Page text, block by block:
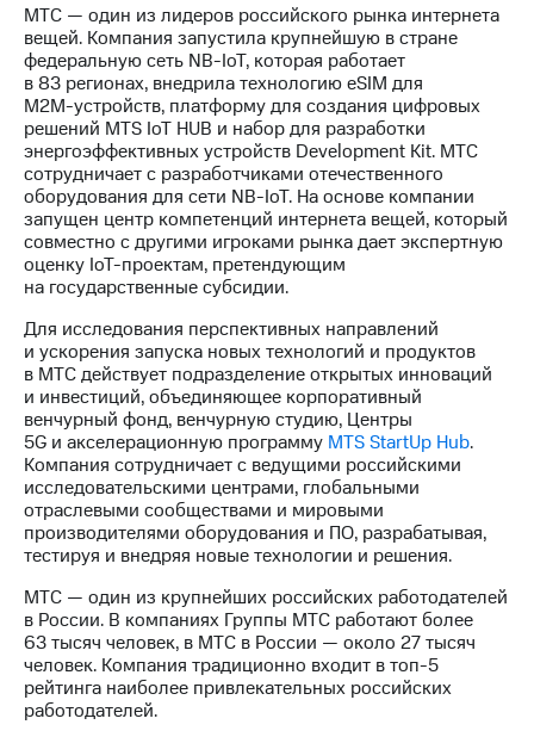
МТС — один из лидеров российского рынка интернета
вещей. Компания запустила крупнейшую в стране
федеральную сеть NB-IoT, которая работает
в 83 регионах, внедрила технологию eSIM для
М2М-устройств, платформу для создания цифровых
решений MTS IoT HUВ и набор для разработки
энергоэффективных устройств Development Kit. МТС
сотрудничает с разработчиками отечественного
оборудования для сети NB-IoT. На основе компании
запущен центр компетенций интернета вещей, который
совместно с другими игроками рынка дает экспертную
оценку IoT-проектам, претендующим
на государственные субсидии.
Для исследования перспективных направлений
и ускорения запуска новых технологий и продуктов
в МТС действует подразделение открытых инноваций
и инвестиций, объединяющее корпоративный
венчурный фонд, венчурную студию, Центры
5G и акселерационную программу MTS StartUp Hub.
Компания сотрудничает с ведущими российскими
исследовательскими центрами, глобальными
отраслевыми сообществами и мировыми
производителями оборудования и ПО, разрабатывая,
тестируя и внедряя новые технологии и решения.
МТС — один из крупнейших российских работодателей
в России. В компаниях Группы МТС работают более
63 тысяч человек, в МТС в России — около 27 тысяч
человек. Компания традиционно входит втоп-5
рейтинга наиболее привлекательных российских
работодателей.